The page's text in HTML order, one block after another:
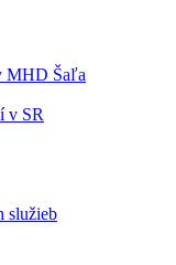
MHD Šaľa
v SR
služieb